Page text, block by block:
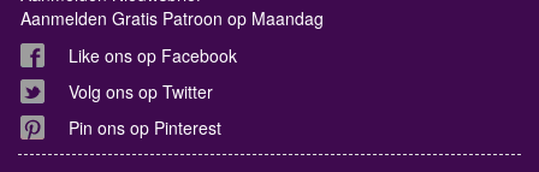
Aanmelden Gratis Patroon op Maandag
Like ons op Facebook
Volg ons op Twitter
Pin ons op Pinterest